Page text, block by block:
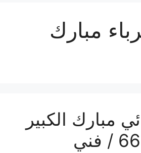
مبارك
مبارك الكبير
/ 66191325‬ / فني